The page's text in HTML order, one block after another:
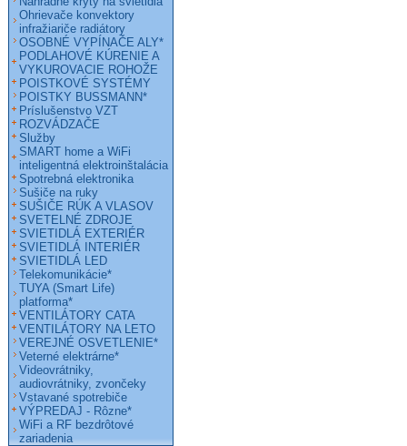
Ohrievače konvektory
infražiariče radiátory
OSOBNÉ VYPÍNAČE ALY*
PODLAHOVÉ KÚRENIE A
VYKUROVACIE ROHOŽE
POISTKOVÉ SYSTÉMY
POISTKY BUSSMANN*
Príslušenstvo VZT
ROZVÁDZAČE
Služby
SMART home a WiFi
inteligentná elektroinštalácia
Spotrebná elektronika
Sušiče na ruky
SUŠIČE RÚK A VLASOV
SVETELNÉ ZDROJE
SVIETIDLÁ EXTERIÉR
SVIETIDLÁ INTERIÉR
SVIETIDLÁ LED
Telekomunikácie*
TUYA (Smart Life)
platforma*
VENTILÁTORY CATA
VENTILÁTORY NA LETO
VEREJNÉ OSVETLENIE*
Veterné elektrárne*
Videovrátniky,
audiovrátniky, zvončeky
Vstavané spotrebiče
VÝPREDAJ - Rôzne*
WiFi a RF bezdrôtové
zariadenia